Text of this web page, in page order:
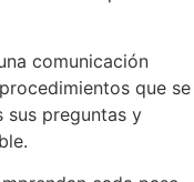
comunicación
que se
sus preguntas y